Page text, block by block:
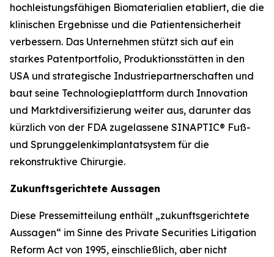
hochleistungsfähigen Biomaterialien etabliert, die die
klinischen Ergebnisse und die Patientensicherheit
verbessern. Das Unternehmen stützt sich auf ein
starkes Patentportfolio, Produktionsstätten in den
USA und strategische Industriepartnerschaften und
baut seine Technologieplattform durch Innovation
und Marktdiversifizierung weiter aus, darunter das
kürzlich von der FDA zugelassene SINAPTIC® Fuß-
und Sprunggelenkimplantatsystem für die
rekonstruktive Chirurgie.
Zukunftsgerichtete Aussagen
Diese Pressemitteilung enthält „zukunftsgerichtete
Aussagen“ im Sinne des Private Securities Litigation
Reform Act von 1995, einschließlich, aber nicht